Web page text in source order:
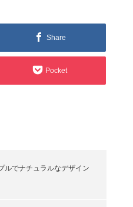
Share
Pocket
ルでナチュラルなデザイン